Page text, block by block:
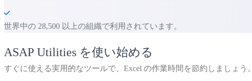
世界中の 28,500 以上の組織で利用されています。
ASAP Utilities を使い始める
すぐに使える実用的なツールで、Excel の作業時間を節約しましょう。